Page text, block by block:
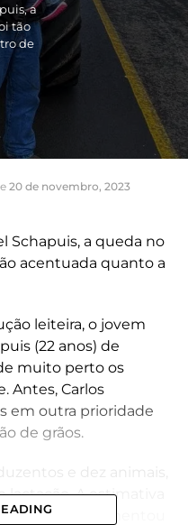
a
tão
de
20 de novembro, 2023
Schapuis, a queda no
acentuada quanto a
leiteira, o jovem
(22 anos) de
muito perto os
Antes, Carlos
em outra prioridade
de grãos.
e dez animais,
A estimativa
do ano”, comentou